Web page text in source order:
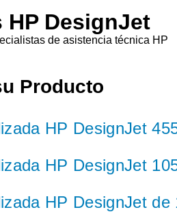
HP DesignJet
de asistencia técnica HP
Producto
HP DesignJet
HP DesignJet
HP DesignJet de